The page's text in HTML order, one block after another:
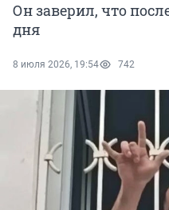
Он заверил, что
дня
8 июля 2026, 19:54 742